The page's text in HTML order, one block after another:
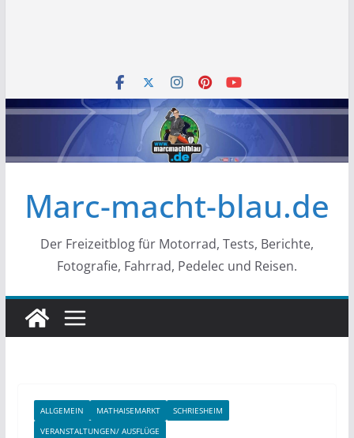
Marc-macht-blau.de
Der Freizeitblog für Motorrad, Tests, Berichte,
Fotografie, Fahrrad, Pedelec und Reisen.
ALLGEMEIN MATHAISEMARKT
SCHRIESHEIM
VERANSTALTUNGEN/ AUSFLÜGE